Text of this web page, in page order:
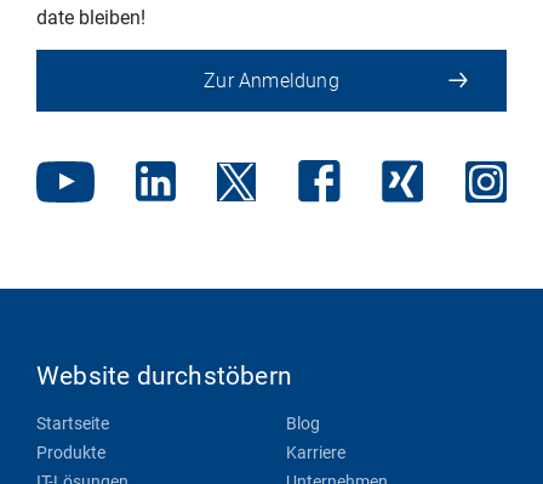
date bleiben!
Zur Anmeldung
Website durchstöbern
Startseite
Produkte
Blog
Karriere